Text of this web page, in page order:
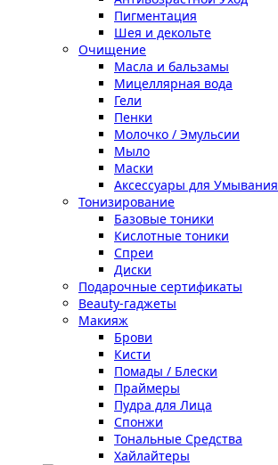
Пигментация
Шея и декольте
Очищение
Масла и бальзамы
Мицеллярная вода
Гели
Пенки
Молочко / Эмульсии
Мыло
Маски
Аксессуары для Умывания
Тонизирование
Базовые тоники
Кислотные тоники
Спреи
Диски
Подарочные сертификаты
Beauty-гаджеты
Макияж
Брови
Кисти
Помады / Блески
Праймеры
Пудра для Лица
Спонжи
Тональные Средства
Хайлайтеры